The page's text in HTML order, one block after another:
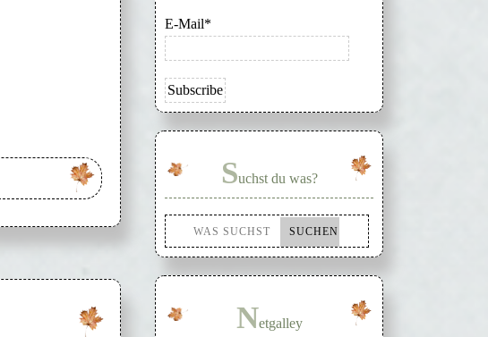
E-Mail*
Suchst du was?
Netgalley